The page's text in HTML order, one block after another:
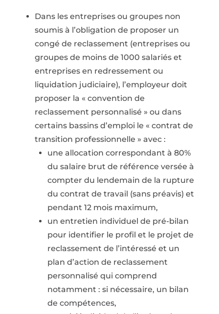
Dans les entreprises ou groupes non
soumis à l’obligation de proposer un
congé de reclassement (entreprises ou
groupes de moins de 1000 salariés et
entreprises en redressement ou
liquidation judiciaire), l’employeur doit
proposer la « convention de
reclassement personnalisé » ou dans
certains bassins d’emploi le « contrat de
transition professionnelle » avec :
une allocation correspondant à 80%
du salaire brut de référence versée à
compter du lendemain de la rupture
du contrat de travail (sans préavis) et
pendant 12 mois maximum,
un entretien individuel de pré-bilan
pour identifier le profil et le projet de
reclassement de l’intéressé et un
plan d’action de reclassement
personnalisé qui comprend
notamment : si nécessaire, un bilan
de compétences,